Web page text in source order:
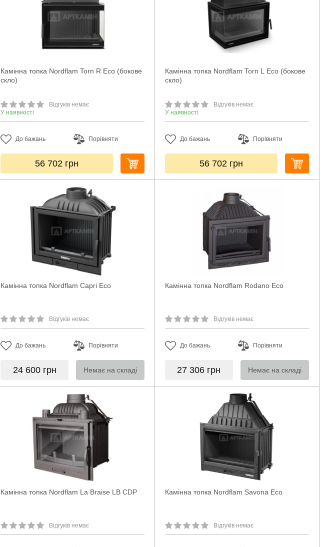
Камінна топка Nordflam Torn R Eco (бокове
скло)
Відгуків немає
У наявності
До бажань Порівняти
56 702 грн
Камінна топка Nordflam Torn L Eco (бокове
скло)
Відгуків немає
У наявності
До бажань Порівняти
56 702 грн
Камінна топка Nordflam Capri Eco
Відгуків немає
До бажань Порівняти
24 600 грн Немає на складі
Камінна топка Nordflam Rodano Eco
Відгуків немає
До бажань Порівняти
27 306 грн Немає на складі
Камінна топка Nordflam La Braise LB CDP
Відгуків немає
Камінна топка Nordflam Savona Eco
Відгуків немає